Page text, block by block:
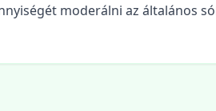
moderálni az általános